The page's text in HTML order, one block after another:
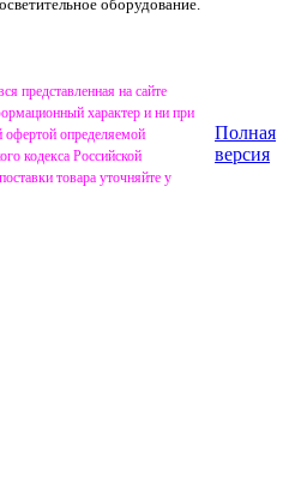
оборудование.
представленная на сайте
характер и ни при
офертой определяемой
кодекса Российской
товара уточняйте у
Полная
версия